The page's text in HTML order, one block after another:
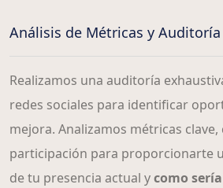
Análisis de Métricas y
Realizamos una auditoría
redes sociales para identificar
mejora. Analizamos métricas
participación para proporcionarte
de tu presencia actual ycomo